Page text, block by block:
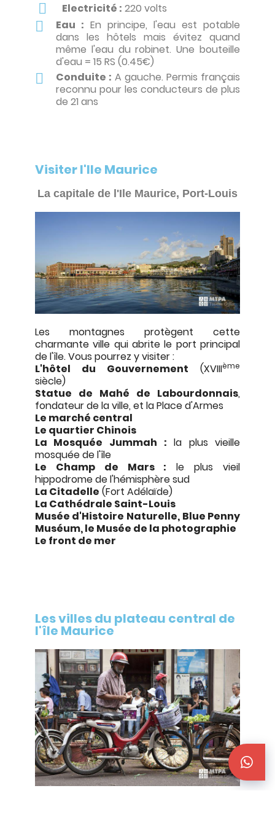
Electricité : 220 volts
Eau : En principe, l'eau est potable
dans les hôtels mais évitez quand
même l'eau du robinet. Une bouteille
d'eau = 15 RS (0.45€)
Conduite : A gauche. Permis français
reconnu pour les conducteurs de plus
de 21 ans
Visiter l'Ile Maurice
La capitale de l'Ile Maurice, Port-Louis
Les montagnes protègent cette
charmante ville qui abrite le port principal
de l'île. Vous pourrez y visiter :
L'hôtel du Gouvernement (XVIIIème
siècle)
Statue de Mahé de Labourdonnais,
fondateur de la ville, et la Place d'Armes
Le marché central
Le quartier Chinois
La Mosquée Jummah : la plus vieille
mosquée de l'île
Le Champ de Mars : le plus vieil
hippodrome de l'hémisphère sud
La Citadelle (Fort Adélaïde)
La Cathédrale Saint-Louis
Musée d'Histoire Naturelle, Blue Penny
Muséum, le Musée de la photographie
Le front de mer
Les villes du plateau central de
l'île Maurice